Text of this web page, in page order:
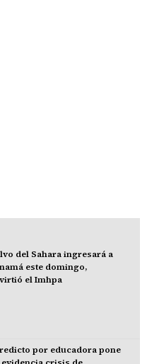
del Sahara ingresará a
este domingo,
el Imhpa
por educadora pone